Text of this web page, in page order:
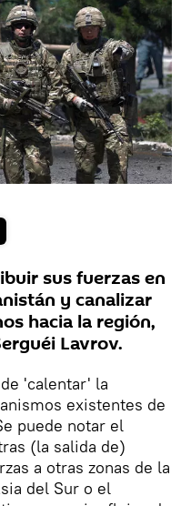
sus fuerzas en
y canalizar
hacia la región,
Lavrov.
'calentar' la
existentes de
puede notar el
(la salida de)
a otras zonas de la
del Sur o el